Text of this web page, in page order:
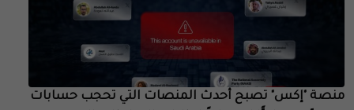
منصة "إكس" تصبح أحدث المنصات التي تحجب حسابات